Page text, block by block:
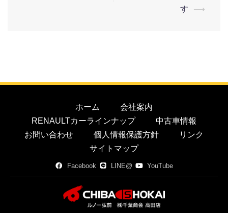
す
⟶
ホーム
会社案内
RENAULTカーラインナップ
中古車情報
お問い合わせ
個人情報保護方針
リンク
サイトマップ
Facebook LINE@ YouTube